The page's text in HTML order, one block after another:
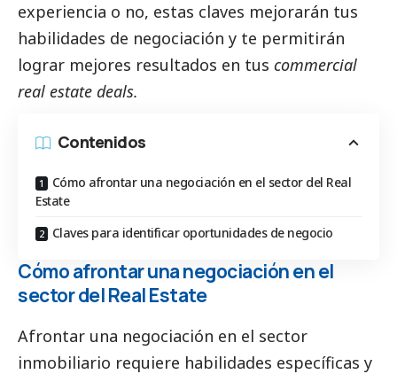
experiencia o no, estas claves mejorarán tus
habilidades de negociación y te permitirán
lograr mejores resultados en tus commercial
real estate deals.
Contenidos
Cómo afrontar una negociación en el sector del Real
Estate
Claves para identificar oportunidades de negocio
Cómo afrontar una negociación en el
sector del Real Estate
Afrontar una negociación en el sector
inmobiliario requiere habilidades específicas y